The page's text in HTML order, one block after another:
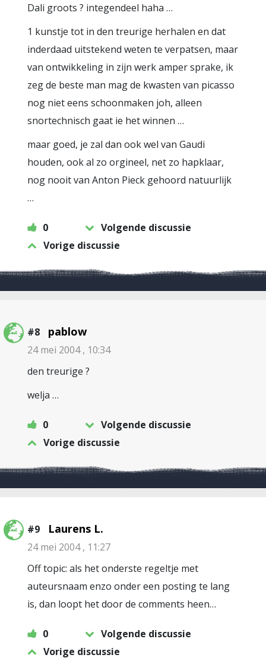
Dali groots ? integendeel haha …
1 kunstje tot in den treurige herhalen en dat
inderdaad uitstekend weten te verpatsen, maar
van ontwikkeling in zijn werk amper sprake, ik
zeg de beste man mag de kwasten van picasso
nog niet eens schoonmaken joh, alleen
snortechnisch gaat ie het winnen …
maar goed, je zal dan ook wel van Gaudi
houden, ook al zo orgineel, net zo hapklaar,
nog nooit van Anton Pieck gehoord natuurlijk
…
0
Volgende discussie
Vorige discussie
#8 pablow
24 mei 2004 , 10:34
den treurige ?
welja …
0
Volgende discussie
Vorige discussie
#9 Laurens L.
24 mei 2004 , 11:27
Off topic: als het onderste regeltje met
auteursnaam enzo onder een posting te lang
is, dan loopt het door de comments heen…
0
Volgende discussie
Vorige discussie